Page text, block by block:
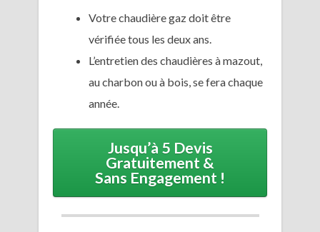
Votre chaudière gaz doit être
vérifiée tous les deux ans.
L’entretien des chaudières à mazout,
au charbon ou à bois, se fera chaque
année.
Jusqu’à 5 Devis
Gratuitement &
Sans Engagement !